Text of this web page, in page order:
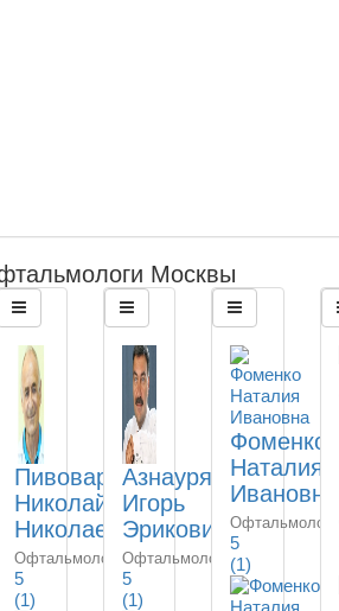
Москвы
Пивоваров
Николай
Николаевич
Офтальмолог
5
(1)
Азнаурян
Игорь
Эрикович
Офтальмолог
5
(1)
Фоменко
Наталия
Ивановна
Офтальмолог
5
(1)